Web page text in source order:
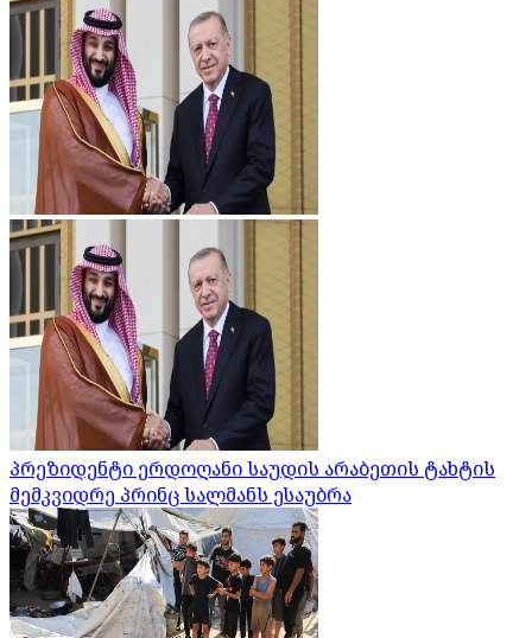
პრეზიდენტი ერდოღანი საუდის არაბეთის ტახტის
მემკვიდრე პრინც სალმანს ესაუბრა